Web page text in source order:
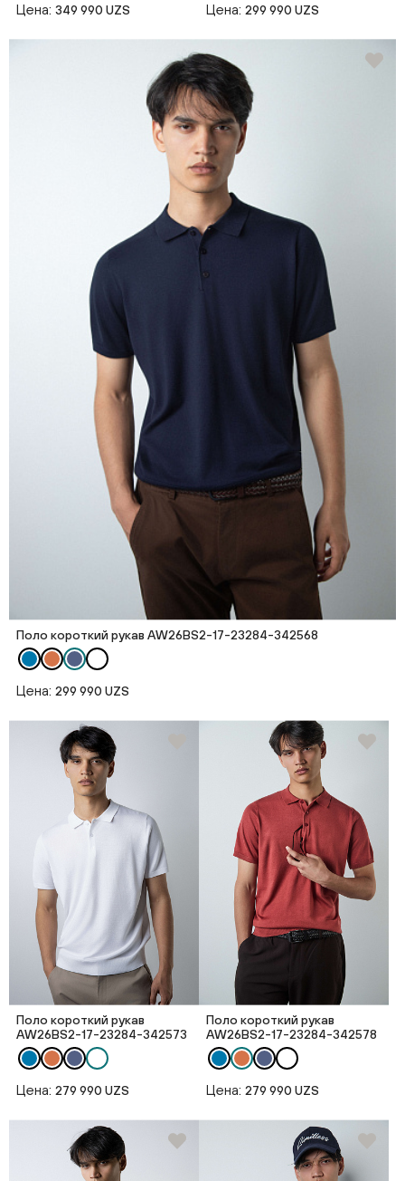
Цена: 349 990 UZS Цена: 299 990 UZS
Поло короткий рукав AW26BS2-17-23284-342568
Цена: 299 990 UZS
Поло короткий рукав
AW26BS2-17-23284-342573
Цена: 279 990 UZS
Поло короткий рукав
AW26BS2-17-23284-342578
Цена: 279 990 UZS